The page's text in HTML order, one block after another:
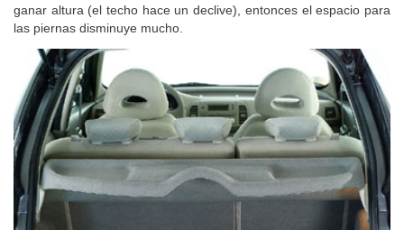
ganar altura (el techo hace un declive), entonces el espacio para
las piernas disminuye mucho.